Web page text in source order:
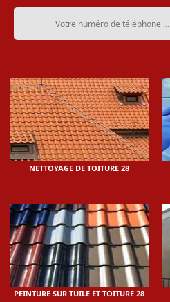
NETTOYAGE DE TOITURE 28
PEINTURE SUR TUILE ET TOITURE 28